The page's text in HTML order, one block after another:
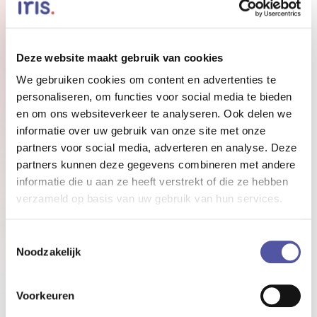
Deze website maakt gebruik van cookies
We gebruiken cookies om content en advertenties te
personaliseren, om functies voor social media te bieden
en om ons websiteverkeer te analyseren. Ook delen we
informatie over uw gebruik van onze site met onze
partners voor social media, adverteren en analyse. Deze
partners kunnen deze gegevens combineren met andere
informatie die u aan ze heeft verstrekt of die ze hebben
verzameld op basis van uw gebruik van hun services.
Noodzakelijk
Voorkeuren
Taxonomieën zijn door iedereen te gebruiken.
Bij het toevoegen van een nieuw kennisartikel
of nieuwsbericht geef je aan voor welke
afdeling, functie of locatie dit relevant is.
Medewerkers stellen daarna zelf in of ze alle
informatie willen zien of alleen de content die
voor hen echt belangrijk is door labels te
Labels helpen ook bij het beheer van content.